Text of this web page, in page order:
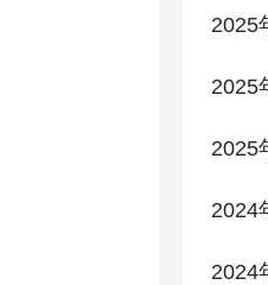
2025
2025
2025
2024
2024